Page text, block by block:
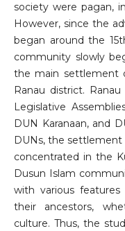
society were pagan,
However, since the
began around the
community slowly
the main settlement
Ranau district.
Legislative
DUN Karanaan, and
DUNs, the
concentrated in the
Dusun Islam
with various
their ancestors,
culture. Thus, the